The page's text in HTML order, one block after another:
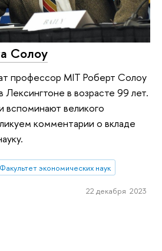
Солоу
профессор MIT Роберт Солоу
в возрасте 99 лет.
вспоминают великого
комментарии о вкладе
Факультет экономических наук
22 декабря 2023